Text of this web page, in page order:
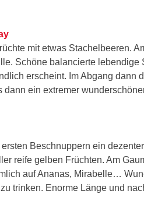
mit etwas Stachelbeeren.
Schöne balancierte lebendige
erscheint. Im Abgang dann
ein extremer
Beschnuppern ein
reife gelben Früchten. Am
auf Ananas, Mirabelle…
trinken. Enorme Länge und